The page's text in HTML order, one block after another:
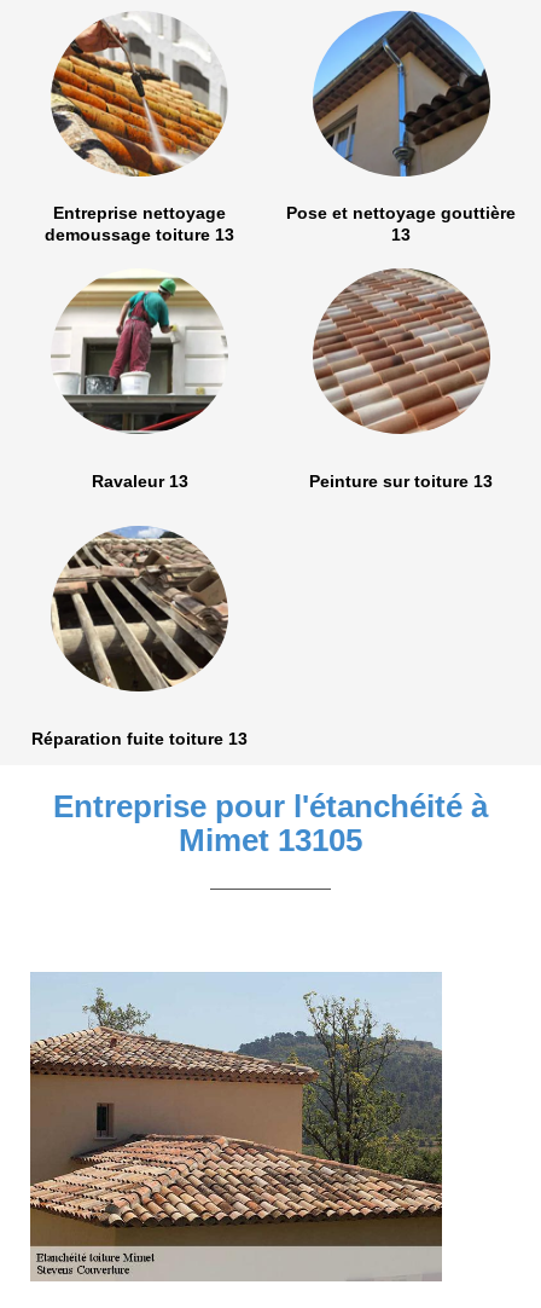
Entreprise nettoyage
demoussage toiture 13
Pose et nettoyage gouttière
13
Ravaleur 13 Peinture sur toiture 13
Réparation fuite toiture 13
Entreprise pour l'étanchéité à
Mimet 13105